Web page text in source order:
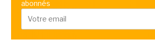
abonnés